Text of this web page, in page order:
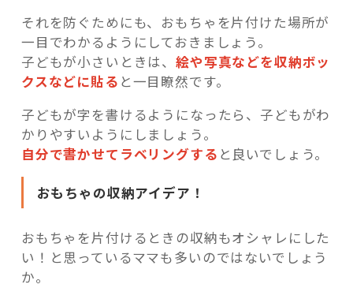
それを防ぐためにも、おもちゃを片付けた場所が
一目でわかるようにしておきましょう。
子どもが小さいときは、絵や写真などを収納ボッ
クスなどに貼る と一目瞭然です。
子どもが字を書けるようになったら、子どもがわ
かりやすいようにしましょう。
自分で書かせてラベリングする と良いでしょう。
おもちゃの収納アイデア！
おもちゃを片付けるときの収納もオシャレにした
い！と思っているママも多いのではないでしょう
か。